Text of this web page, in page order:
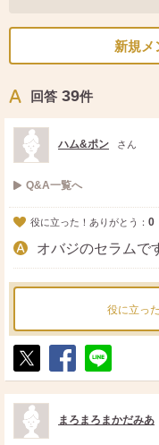
新規メ
回答 39件
ハム&ポン さん
Q&A一覧へ
役に立った！ありがとう： 0
オバジのセラムで
役に立った
ポ
ス
ト
シ
ェ
送
る
まろまろまかだみあ